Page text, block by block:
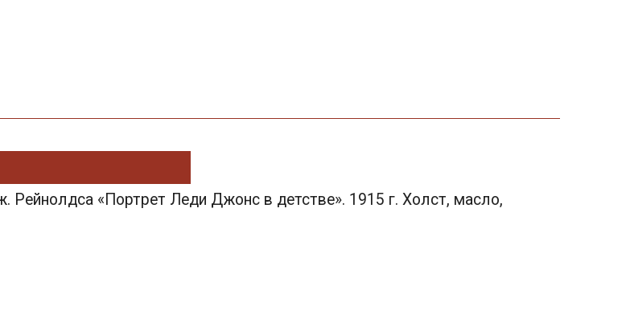
Рейнолдса «Портрет Леди Джонс в детстве». 1915 г. Холст, масло,